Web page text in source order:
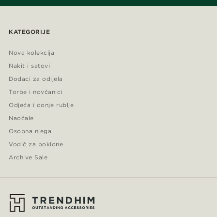
KATEGORIJE
Nova kolekcija
Nakit i satovi
Dodaci za odijela
Torbe i novčanici
Odjeća i donje rublje
Naočale
Osobna njega
Vodič za poklone
Archive Sale